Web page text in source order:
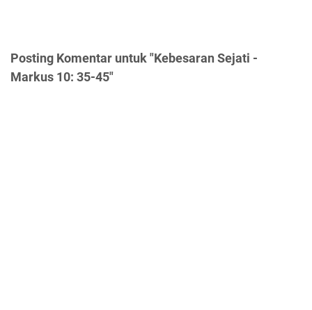
Posting Komentar untuk "Kebesaran Sejati -
Markus 10: 35-45"